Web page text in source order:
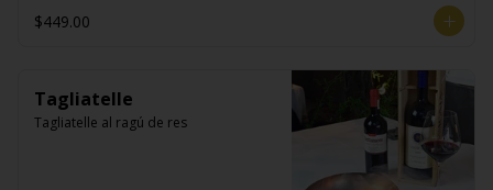
$449.00
Tagliatelle
Tagliatelle al ragú de res